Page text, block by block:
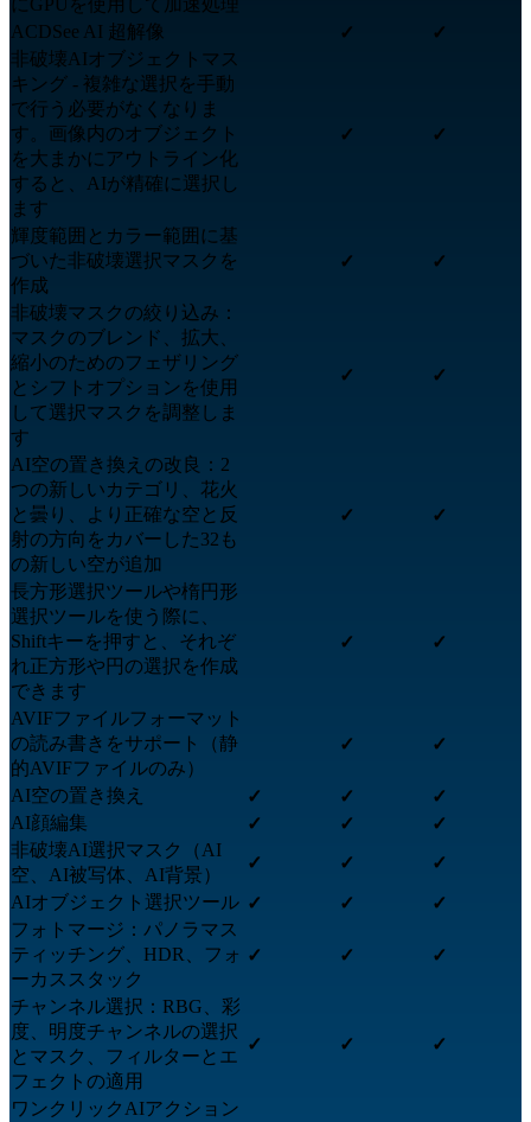
にGPUを使用して加速処理
ACDSee AI 超解像
✓
✓
非破壊AIオブジェクトマス
キング - 複雑な選択を手動
で行う必要がなくなりま
す。画像内のオブジェクト
を大まかにアウトライン化
すると、AIが精確に選択し
ます
✓ ✓
輝度範囲とカラー範囲に基
づいた非破壊選択マスクを
作成
✓ ✓
非破壊マスクの絞り込み：
マスクのブレンド、拡大、
縮小のためのフェザリング
とシフトオプションを使用
して選択マスクを調整しま
す
✓ ✓
AI空の置き換えの改良：2
つの新しいカテゴリ、花火
と曇り、より正確な空と反
射の方向をカバーした32も
の新しい空が追加
✓ ✓
長方形選択ツールや楕円形
選択ツールを使う際に、
Shiftキーを押すと、それぞ
れ正方形や円の選択を作成
できます
✓ ✓
AVIFファイルフォーマット
の読み書きをサポート（静
的AVIFファイルのみ）
✓ ✓
AI空の置き換え ✓ ✓
✓
AI顔編集
✓ ✓
✓
非破壊AI選択マスク（AI
空、AI被写体、AI背景）
✓ ✓
✓
AIオブジェクト選択ツール ✓ ✓
✓
フォトマージ：パノラマス
ティッチング、HDR、フォ
ーカススタック
✓ ✓ ✓
チャンネル選択：RBG、彩
度、明度チャンネルの選択
とマスク、フィルターとエ
フェクトの適用
✓ ✓ ✓
ワンクリックAIアクション